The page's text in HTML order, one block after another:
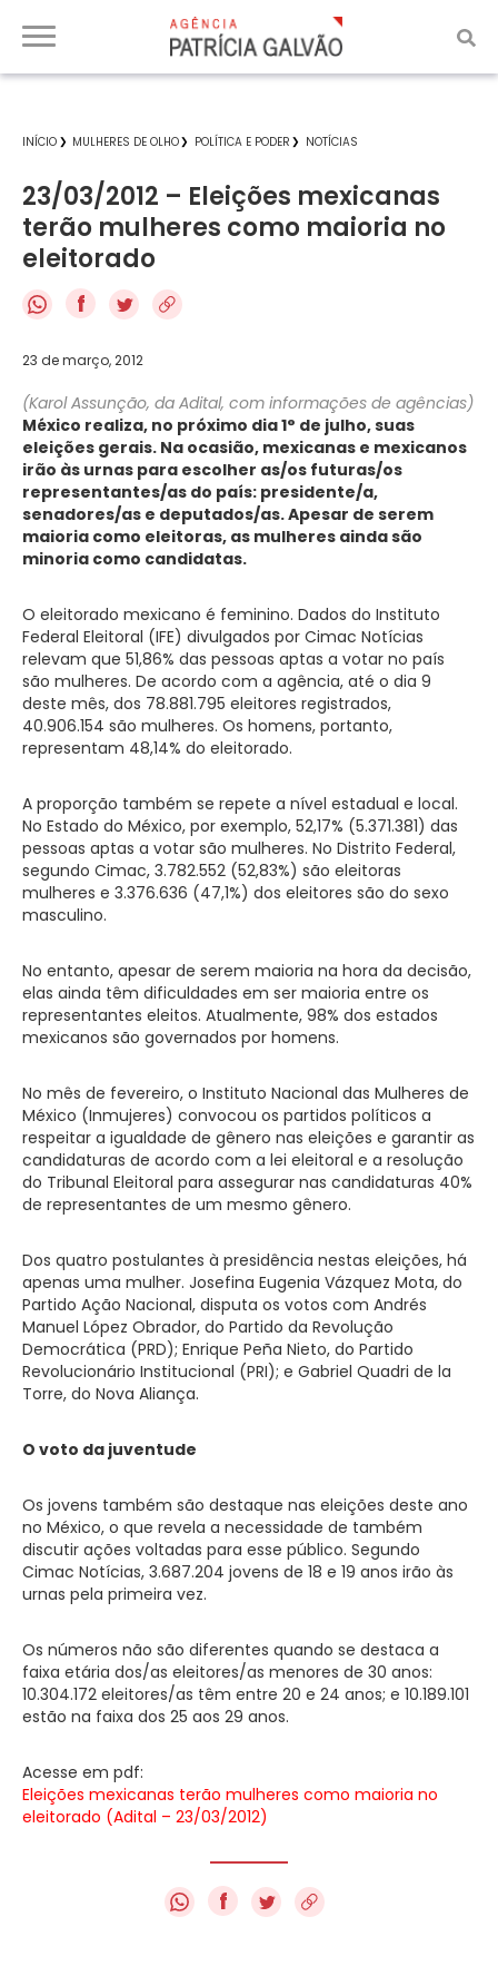
INÍCIO MULHERES DE OLHO POLÍTICA E PODER NOTÍCIAS
23/03/2012 – Eleições mexicanas
terão mulheres como maioria no
eleitorado
f
23 de março, 2012
(Karol Assunção, da Adital, com informações de agências)
México realiza, no próximo dia 1° de julho, suas
eleições gerais. Na ocasião, mexicanas e mexicanos
irão às urnas para escolher as/os futuras/os
representantes/as do país: presidente/a,
senadores/as e deputados/as. Apesar de serem
maioria como eleitoras, as mulheres ainda são
minoria como candidatas.
O eleitorado mexicano é feminino. Dados do Instituto
Federal Eleitoral (IFE) divulgados por Cimac Notícias
relevam que 51,86% das pessoas aptas a votar no país
são mulheres. De acordo com a agência, até o dia 9
deste mês, dos 78.881.795 eleitores registrados,
40.906.154 são mulheres. Os homens, portanto,
representam 48,14% do eleitorado.
A proporção também se repete a nível estadual e local.
No Estado do México, por exemplo, 52,17% (5.371.381) das
pessoas aptas a votar são mulheres. No Distrito Federal,
segundo Cimac, 3.782.552 (52,83%) são eleitoras
mulheres e 3.376.636 (47,1%) dos eleitores são do sexo
masculino.
No entanto, apesar de serem maioria na hora da decisão,
elas ainda têm dificuldades em ser maioria entre os
representantes eleitos. Atualmente, 98% dos estados
mexicanos são governados por homens.
No mês de fevereiro, o Instituto Nacional das Mulheres de
México (Inmujeres) convocou os partidos políticos a
respeitar a igualdade de gênero nas eleições e garantir as
candidaturas de acordo com a lei eleitoral e a resolução
do Tribunal Eleitoral para assegurar nas candidaturas 40%
de representantes de um mesmo gênero.
Dos quatro postulantes à presidência nestas eleições, há
apenas uma mulher. Josefina Eugenia Vázquez Mota, do
Partido Ação Nacional, disputa os votos com Andrés
Manuel López Obrador, do Partido da Revolução
Democrática (PRD); Enrique Peña Nieto, do Partido
Revolucionário Institucional (PRI); e Gabriel Quadri de la
Torre, do Nova Aliança.
O voto da juventude
Os jovens também são destaque nas eleições deste ano
no México, o que revela a necessidade de também
discutir ações voltadas para esse público. Segundo
Cimac Notícias, 3.687.204 jovens de 18 e 19 anos irão às
urnas pela primeira vez.
Os números não são diferentes quando se destaca a
faixa etária dos/as eleitores/as menores de 30 anos:
10.304.172 eleitores/as têm entre 20 e 24 anos; e 10.189.101
estão na faixa dos 25 aos 29 anos.
Acesse em pdf:
Eleições mexicanas terão mulheres como maioria no
eleitorado (Adital – 23/03/2012)
f